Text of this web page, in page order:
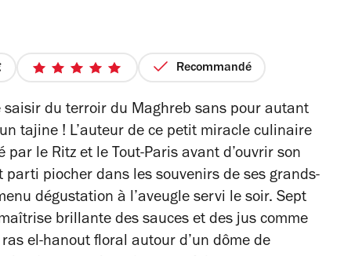
5
5
étoiles
Recommandé
saisir du terroir du Maghreb sans pour autant
tajine ! L’auteur de ce petit miracle culinaire
par le Ritz et le Tout-Paris avant d’ouvrir son
piocher dans les souvenirs de ses grands-
dégustation à l’aveugle servi le soir. Sept
brillante des sauces et des jus comme
el-hanout floral autour d’un dôme de